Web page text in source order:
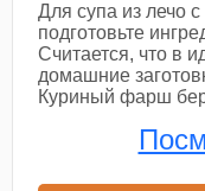
Для супа из лечо
подготовьте
Считается, что в
домашние
Куриный фарш